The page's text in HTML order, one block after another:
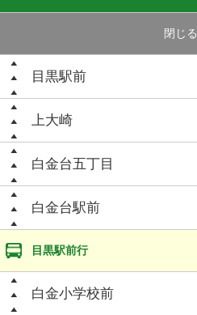
閉じる
目黒駅前
上大崎
白金台五丁目
白金台駅前
目黒駅前行
白金小学校前